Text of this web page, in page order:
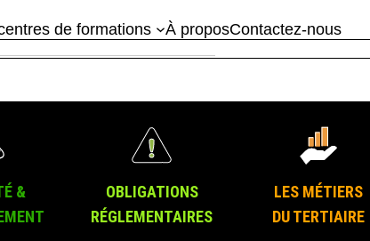
de formations À proposContactez-nous
&
OBLIGATIONS
RÉGLEMENTAIRES
LES MÉTIERS
DU TERTIAIRE